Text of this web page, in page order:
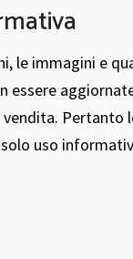
le immagini e
essere
Pertanto
uso